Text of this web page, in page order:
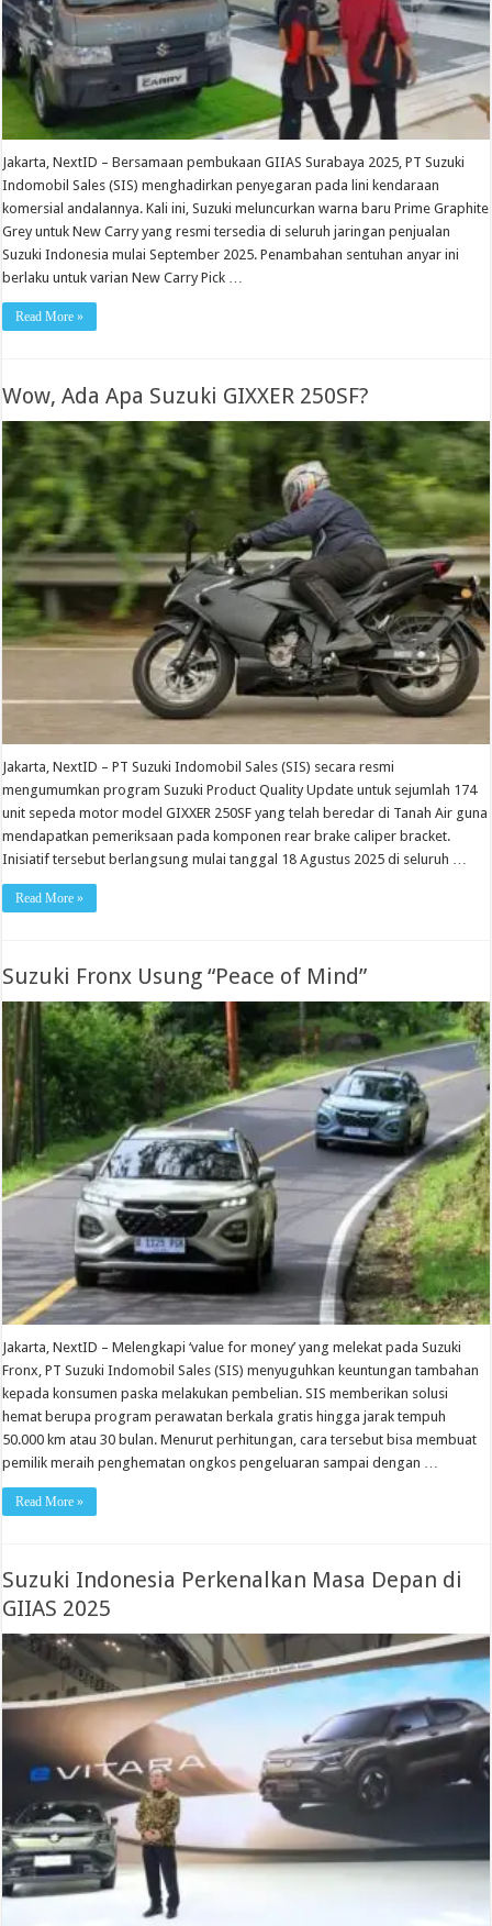
Jakarta, NextID – Bersamaan pembukaan GIIAS Surabaya 2025, PT Suzuki
Indomobil Sales (SIS) menghadirkan penyegaran pada lini kendaraan
komersial andalannya. Kali ini, Suzuki meluncurkan warna baru Prime Graphite
Grey untuk New Carry yang resmi tersedia di seluruh jaringan penjualan
Suzuki Indonesia mulai September 2025. Penambahan sentuhan anyar ini
berlaku untuk varian New Carry Pick …
Read More »
Wow, Ada Apa Suzuki GIXXER 250SF?
Jakarta, NextID – PT Suzuki Indomobil Sales (SIS) secara resmi
mengumumkan program Suzuki Product Quality Update untuk sejumlah 174
unit sepeda motor model GIXXER 250SF yang telah beredar di Tanah Air guna
mendapatkan pemeriksaan pada komponen rear brake caliper bracket.
Inisiatif tersebut berlangsung mulai tanggal 18 Agustus 2025 di seluruh …
Read More »
Suzuki Fronx Usung “Peace of Mind”
Jakarta, NextID – Melengkapi ‘value for money’ yang melekat pada Suzuki
Fronx, PT Suzuki Indomobil Sales (SIS) menyuguhkan keuntungan tambahan
kepada konsumen paska melakukan pembelian. SIS memberikan solusi
hemat berupa program perawatan berkala gratis hingga jarak tempuh
50.000 km atau 30 bulan. Menurut perhitungan, cara tersebut bisa membuat
pemilik meraih penghematan ongkos pengeluaran sampai dengan …
Read More »
Suzuki Indonesia Perkenalkan Masa Depan di
GIIAS 2025